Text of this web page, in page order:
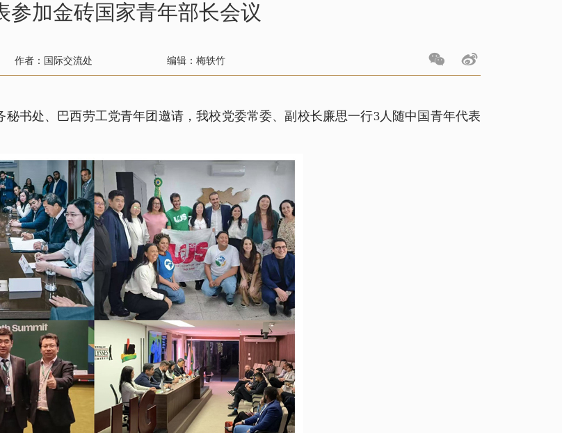
参加金砖国家青年部长会议
作者：国际交流处 编辑：梅轶竹
秘书处、巴西劳工党青年团邀请，我校党委常委、副校长廉思一行3人随中国青年代表